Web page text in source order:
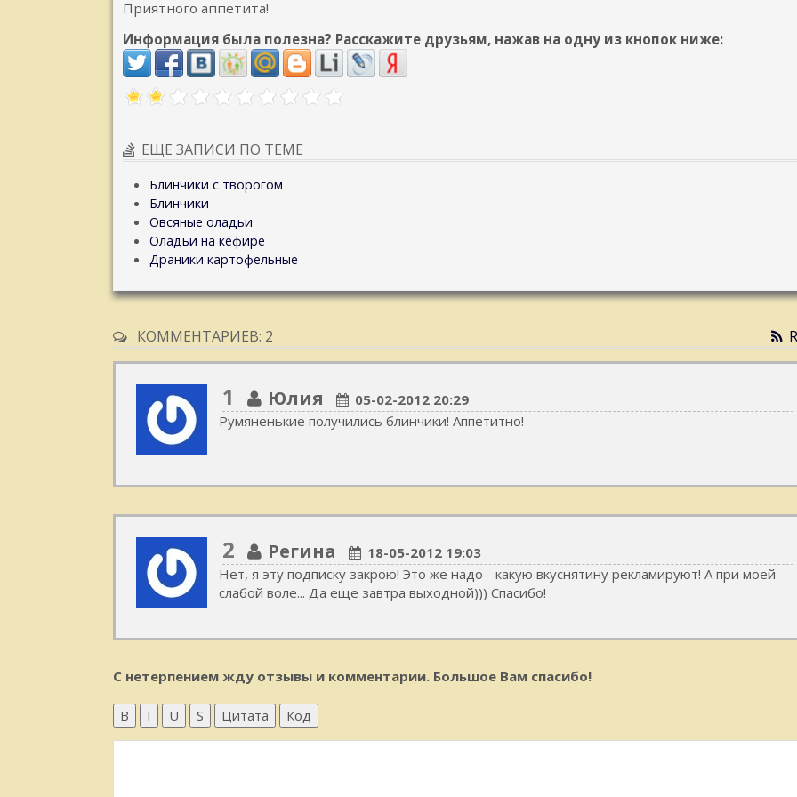
Приятного аппетита!
Информация была полезна? Расскажите друзьям, нажав на одну из кнопок ниже:
ЕЩЕ ЗАПИСИ ПО ТЕМЕ
Блинчики с творогом
Блинчики
Овсяные оладьи
Оладьи на кефире
Драники картофельные
КОММЕНТАРИЕВ: 2
1 Юлия
05-02-2012 20:29
Румяненькие получились блинчики! Аппетитно!
2 Регина
18-05-2012 19:03
Нет, я эту подписку закрою! Это же надо - какую вкуснятину рекламируют! А при моей
слабой воле... Да еще завтра выходной))) Спасибо!
С нетерпением жду отзывы и комментарии. Большое Вам спасибо!
B I U S Цитата Код